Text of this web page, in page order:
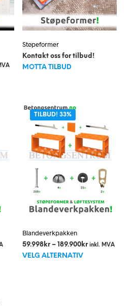
flere
varianter.
Alternativene
velges
produktsiden
Støpeformer
Kontakt oss for tilbud!
MOTTA TILBUD
TILBUD! 33%
Blandeverkpakken
59.998kr – 189.900krPrisområde:
inkl. MVA
VELG ALTERNATIV